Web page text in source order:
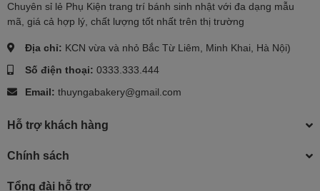
Chuyên sỉ lẻ Phụ Kiện trang trí bánh sinh nhật với đa dạng mẫu
mã, giá cả hợp lý, chất lượng tốt nhất trên thị trường
Địa chỉ: KCN vừa và nhỏ Bắc Từ Liêm, Minh Khai, Hà Nội)
Số điện thoại: 0333.333.444
Email: thuyngabakery@gmail.com
Hỗ trợ khách hàng
Chính sách
Tổng đài hỗ trợ